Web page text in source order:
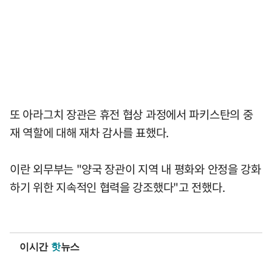
또 아라그치 장관은 휴전 협상 과정에서 파키스탄의 중
재 역할에 대해 재차 감사를 표했다.
이란 외무부는 "양국 장관이 지역 내 평화와 안정을 강화
하기 위한 지속적인 협력을 강조했다"고 전했다.
이시간 핫뉴스